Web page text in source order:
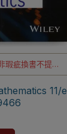
瑕疵換書不提供
洽LINE客服訂購
書】
11/e